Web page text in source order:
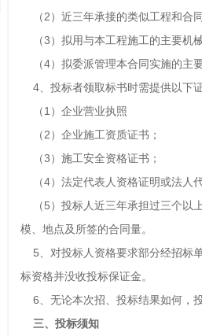
（2）近三年承接的类似工程和合
（3）拟用与本工程施工的主要机
（4）拟委派管理本合同实施的主
4、投标者领取标书时需提供以下
（1）企业营业执照
（2）企业施工资质证书；
（3）施工安全资格证书；
（4）法定代表人资格证明或法人
（5）投标人近三年承担过三个以
模、地点及所签的合同量。
5、对投标人资格要求部分经招标
标资格并没收投标保证金。
6、无论本次招、投标结果如何，
三、投标须知